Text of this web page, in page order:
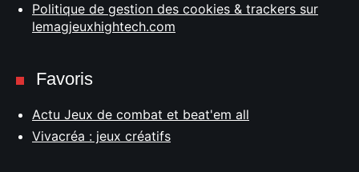
Politique de gestion des cookies & trackers sur
lemagjeuxhightech.com
Favoris
Actu Jeux de combat et beat'em all
Vivacréa : jeux créatifs